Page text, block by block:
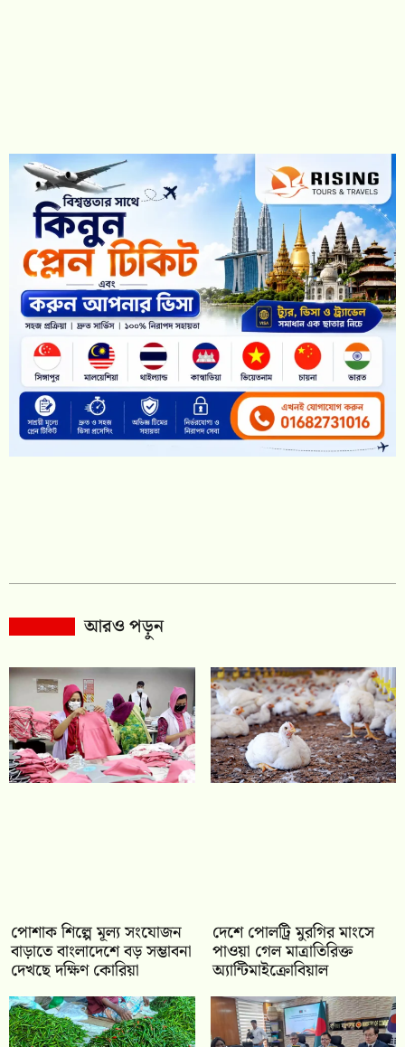
আরও পড়ুন
পোশাক শিল্পে মূল্য সংযোজন
বাড়াতে বাংলাদেশে বড় সম্ভাবনা
দেখছে দক্ষিণ কোরিয়া
দেশে পোলট্রি মুরগির মাংসে
পাওয়া গেল মাত্রাতিরিক্ত
অ্যান্টিমাইক্রোবিয়াল